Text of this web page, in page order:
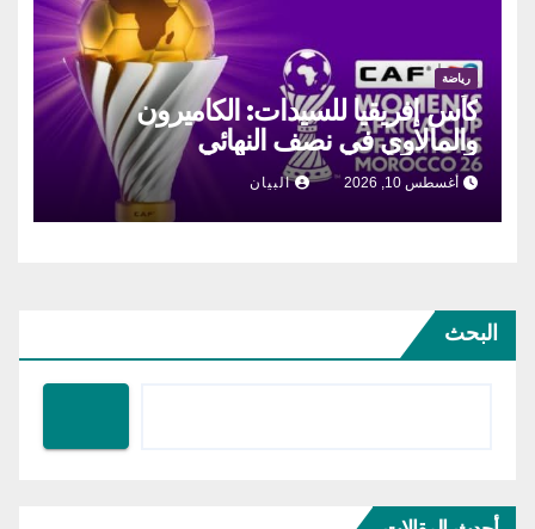
رياضة
كأس إفريقيا للسيدات: الكاميرون
والمالاوي في نصف النهائي
أغسطس 10, 2026 البيان
البحث